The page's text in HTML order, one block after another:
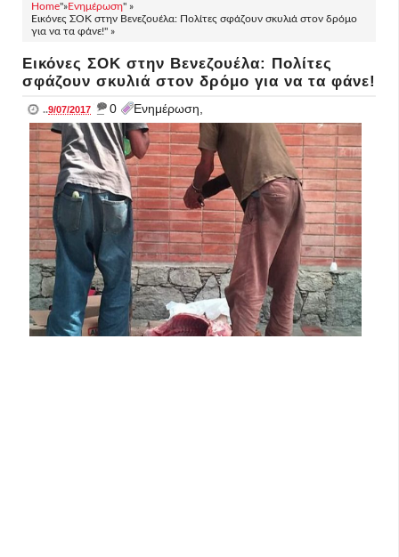
Home"»Ενημέρωση" »
Εικόνες ΣΟΚ στην Βενεζουέλα: Πολίτες σφάζουν σκυλιά στον δρόμο
για να τα φάνε!" »
Εικόνες ΣΟΚ στην Βενεζουέλα: Πολίτες
σφάζουν σκυλιά στον δρόμο για να τα φάνε!
..9/07/2017 _ 0 Ενημέρωση,